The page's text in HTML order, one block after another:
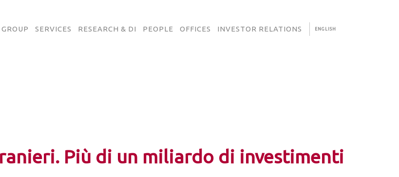
GROUP SERVICES RESEARCH & DI PEOPLE OFFICES INVESTOR RELATIONS ENGLISH
Più di un miliardo di investimenti